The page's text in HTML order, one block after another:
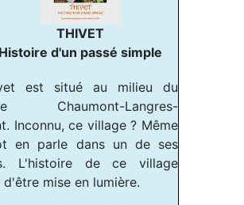
THIVET
Histoire d'un passé simple
est situé au milieu du
Chaumont-Langres-
Inconnu, ce village ? Même
en parle dans un de ses
L'histoire de ce village
d'être mise en lumière.